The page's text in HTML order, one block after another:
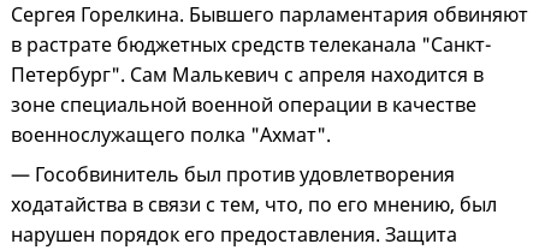
Сергея Горелкина. Бывшего парламентария обвиняют
в растрате бюджетных средств телеканала "Санкт-
Петербург". Сам Малькевич с апреля находится в
зоне специальной военной операции в качестве
военнослужащего полка "Ахмат".
— Гособвинитель был против удовлетворения
ходатайства в связи с тем, что, по его мнению, был
нарушен порядок его предоставления. Защита